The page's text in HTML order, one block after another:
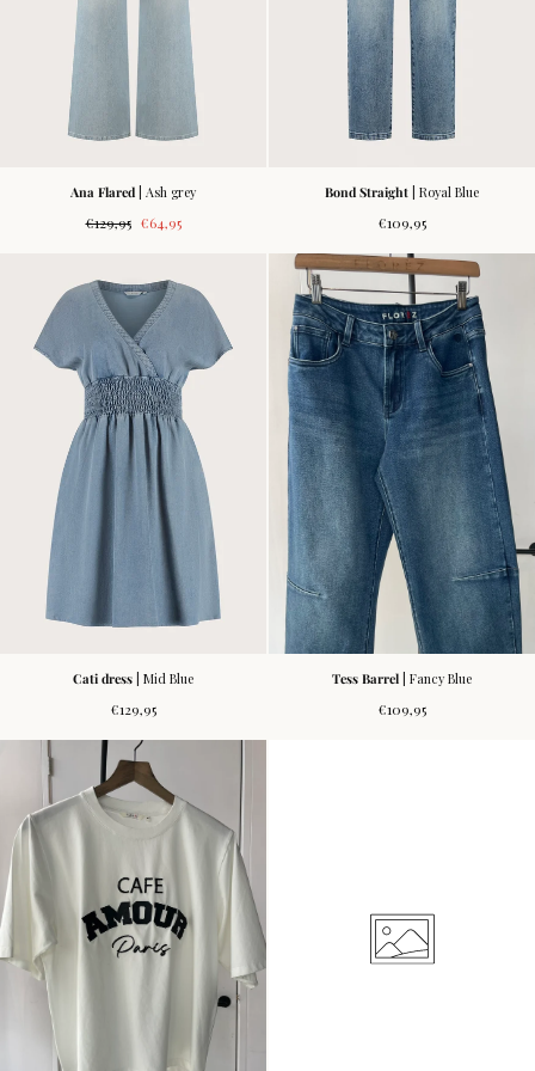
Ana Flared | Ash grey
Normale
€129,95 Verkoopprijs
€64,95
Bond Straight | Royal Blue
Normale
€109,95
Cati dress | Mid Blue
Normale
€129,95
Tess Barrel | Fancy Blue
Normale
€109,95